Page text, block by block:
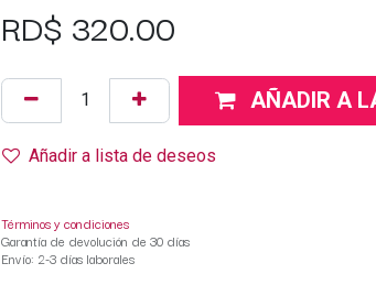
RD$ 320.00
AÑADIR A
Añadir a lista de deseos
Términos y condiciones
Garantía de devolución de 30 días
Envío: 2-3 días laborales